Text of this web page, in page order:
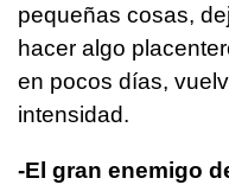
pequeñas cosas,
hacer algo
en pocos días,
intensidad.
-El gran enemigo